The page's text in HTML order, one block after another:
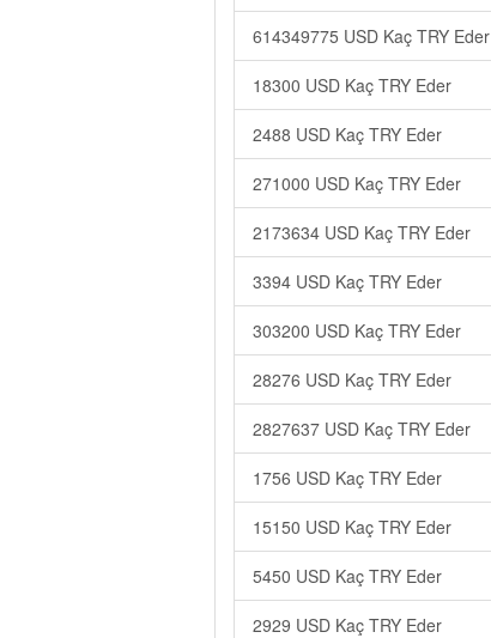
614349775 USD Kaç TRY Eder
18300 USD Kaç TRY Eder
2488 USD Kaç TRY Eder
271000 USD Kaç TRY Eder
2173634 USD Kaç TRY Eder
3394 USD Kaç TRY Eder
303200 USD Kaç TRY Eder
28276 USD Kaç TRY Eder
2827637 USD Kaç TRY Eder
1756 USD Kaç TRY Eder
15150 USD Kaç TRY Eder
5450 USD Kaç TRY Eder
2929 USD Kaç TRY Eder